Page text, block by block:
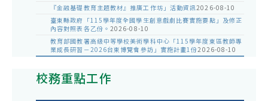
『金融基礎教育主題教材』推廣工作坊」活動資訊2026-08-10
臺東縣政府「115學年度全國學生創意戲劇比賽實施要點」及修正
內容對照表各乙份。 2026-08-10
教育部國教署高級中等學校美術學科中心「115學年度東區教師專
業成長研習－2026台東博覽會參訪」實施計畫1份2026-08-10
校務重點工作